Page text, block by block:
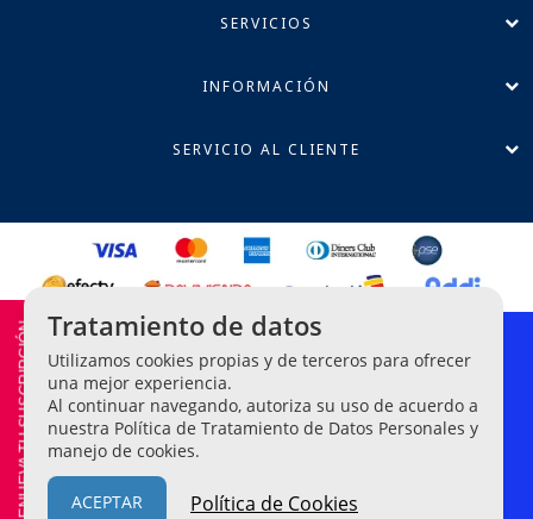
SERVICIOS
INFORMACIÓN
SERVICIO AL CLIENTE
Política de Privacidad
Términos y Condiciones
Línea Ética de Denuncias
RENUEVA TU SUSCRIPCIÓN Tratamiento de datos
Utilizamos cookies propias y de terceros para ofrecer
una mejor experiencia.
Al continuar navegando, autoriza su uso de acuerdo a
nuestra Política de Tratamiento de Datos Personales y
manejo de cookies.
ACEPTAR Política de Cookies